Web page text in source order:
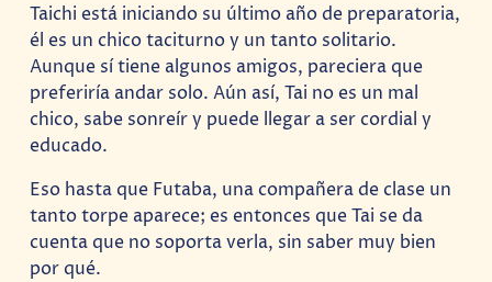
Taichi está iniciando su último año de preparatoria,
él es un chico taciturno y un tanto solitario.
Aunque sí tiene algunos amigos, pareciera que
preferiría andar solo. Aún así, Tai no es un mal
chico, sabe sonreír y puede llegar a ser cordial y
educado.
Eso hasta que Futaba, una compañera de clase un
tanto torpe aparece; es entonces que Tai se da
cuenta que no soporta verla, sin saber muy bien
por qué.